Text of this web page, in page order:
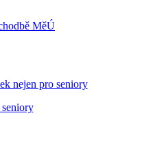
MěÚ
nejen pro seniory